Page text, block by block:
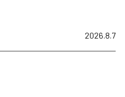
2026.8.7